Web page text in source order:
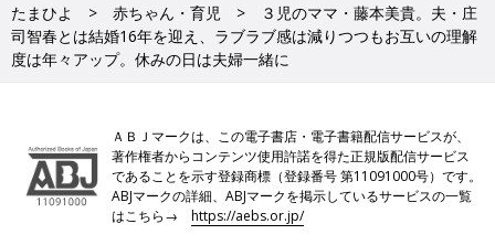
たまひよ 赤ちゃん・育児
３児のママ・藤本美貴。夫・庄
司智春とは結婚16年を迎え、ラブラブ感は減りつつもお互いの理解
度は年々アップ。休みの日は夫婦一緒に
ＡＢＪマークは、この電子書店・電子書籍配信サービスが、
著作権者からコンテンツ使用許諾を得た正規版配信サービス
であることを示す登録商標（登録番号 第11091000号）です。
ABJマークの詳細、ABJマークを掲示しているサービスの一覧
はこちら→https://aebs.or.jp/